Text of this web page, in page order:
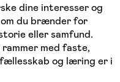
dine interesser og
du brænder for
eller samfund.
med faste,
og læring er i